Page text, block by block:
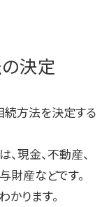
決定
方法を決定する
現金、不動産、
財産などです。
ります。